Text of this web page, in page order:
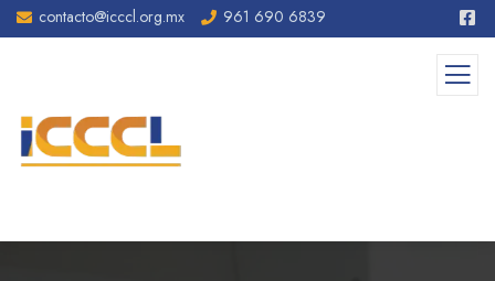
contacto@icccl.org.mx 961 690 6839